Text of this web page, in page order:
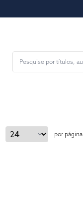
por página